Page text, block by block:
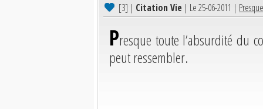
[3] | Citation Vie | Le 25-06-2011 |
Presque toute l’absurdité du
peut ressembler.